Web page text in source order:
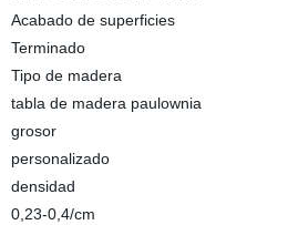
Acabado de superficies
Terminado
Tipo de madera
tabla de madera paulownia
grosor
personalizado
densidad
0,23-0,4/cm